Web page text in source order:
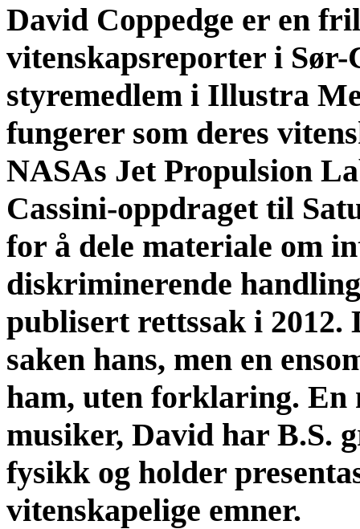
David Coppedge er en
vitenskapsreporter i
styremedlem i Illustra
fungerer som deres
NASAs Jet Propulsion
Cassini-oppdraget til
for å dele materiale om
diskriminerende
publisert rettssak i
saken hans, men en
ham, uten forklaring.
musiker, David har B.S.
fysikk og holder
vitenskapelige emner.